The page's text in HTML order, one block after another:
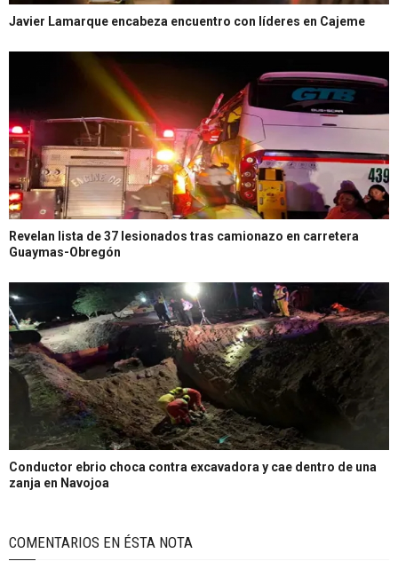
Javier Lamarque encabeza encuentro con líderes en Cajeme
Revelan lista de 37 lesionados tras camionazo en carretera
Guaymas-Obregón
Conductor ebrio choca contra excavadora y cae dentro de una
zanja en Navojoa
COMENTARIOS EN ÉSTA NOTA